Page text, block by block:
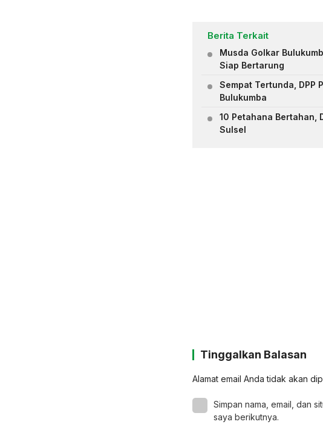
Berita Terkait
Musda Golkar
Siap Bertarung
Sempat Tertunda, DPP
Bulukumba
10 Petahana Bertahan,
Sulsel
Tinggalkan Balasan
Alamat email Anda tidak akan
Simpan nama, email, dan
saya berikutnya.